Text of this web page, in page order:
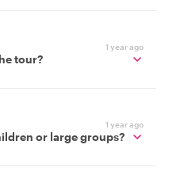
1 year ago
tour?
1 year ago
or large groups?